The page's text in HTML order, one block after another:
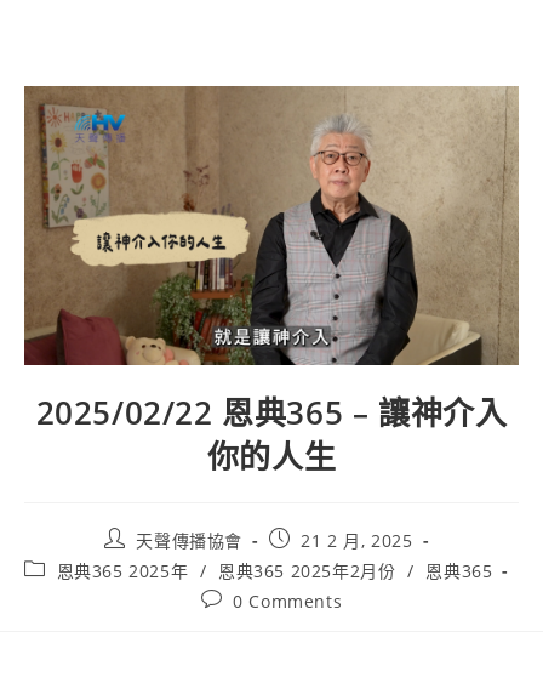
2025/02/22 恩典365 – 讓神介入
你的人生
天聲傳播協會
21 2 月, 2025
恩典365 2025年 / 恩典365 2025年2月份 /
恩典365
0 Comments